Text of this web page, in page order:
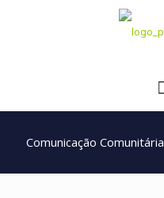
Comunicação Comunitária